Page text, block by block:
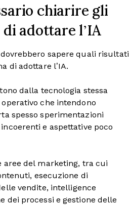
chiarire gli
adottare l’IA
sapere quali risultati
di adottare l’IA.
dalla tecnologia stessa
che intendono
spesso sperimentazioni
e aspettative poco
aree del marketing, tra cui
esecuzione di
vendite, intelligence
dei processi e gestione delle